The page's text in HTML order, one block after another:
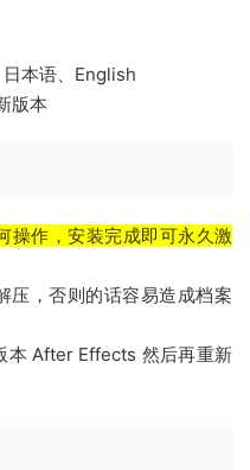
本语、English
版本
操作，安装完成即可永久激
压，否则的话容易造成档案
本 After Effects 然后再重新